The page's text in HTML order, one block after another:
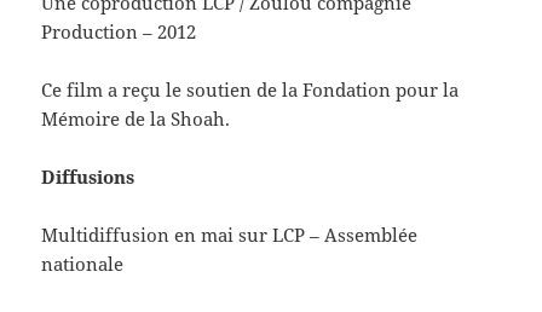
Production – 2012
Ce film a reçu le soutien de la Fondation pour la
Mémoire de la Shoah.
Diffusions
Multidiffusion en mai sur LCP – Assemblée
nationale